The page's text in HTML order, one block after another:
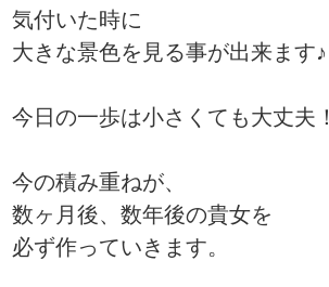
気付いた時に
大きな景色を見る事が出来ます♪
今日の一歩は小さくても大丈夫！
今の積み重ねが、
数ヶ月後、数年後の貴女を
必ず作っていきます。